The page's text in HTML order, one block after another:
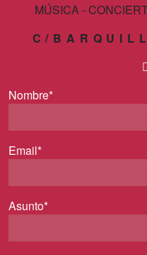
MÚSICA -
C/
Nombre*
Email*
Asunto*